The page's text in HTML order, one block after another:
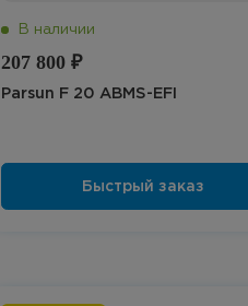
207 800 ₽
Parsun F 20 ABMS-EFI